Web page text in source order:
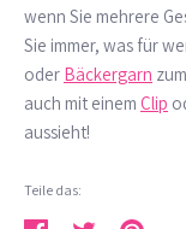
wenn Sie mehrere
Sie immer, was für
oder Bäckergarn
auch mit einem Clip
aussieht!
Teile das: